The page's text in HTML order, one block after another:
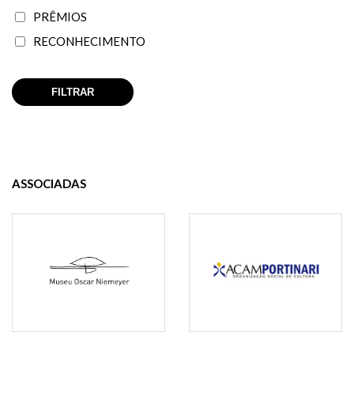
PRÊMIOS
RECONHECIMENTO
ASSOCIADAS